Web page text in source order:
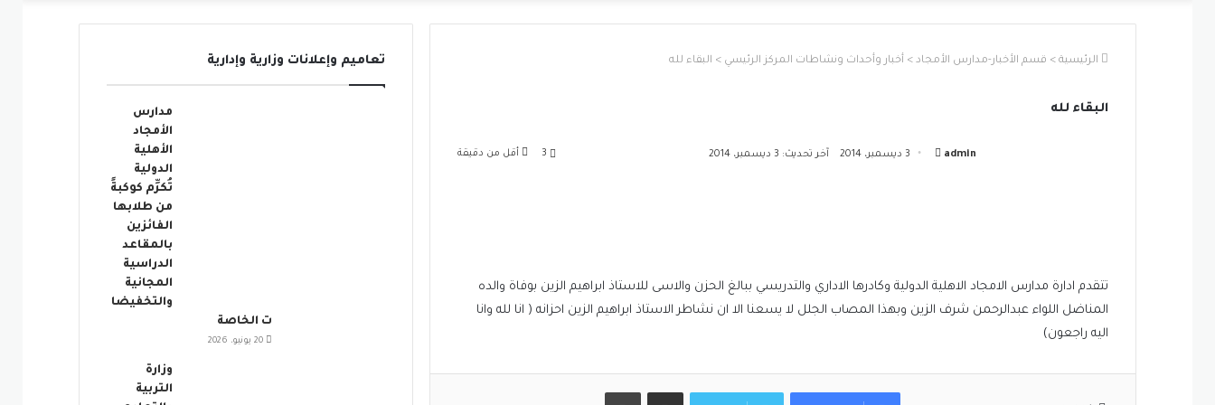
الرئيسية > قسم الأخبار-مدارس الأمجاد > أخبار وأحداث ونشاطات المركز الرئيسي > البقاء لله
البقاء لله
admin
أرسل 3 ديسمبر، 2014 آخر تحديث: 3 ديسمبر، 2014 3 أقل من دقيقة
تتقدم ادارة مدارس الامجاد الاهلية الدولية وكادرها الاداري والتدريسي ببالغ الحزن والاسى للاستاذ ابراهيم الزين بوفاة والده
المناضل اللواء عبدالرحمن شرف الزين وبهذا المصاب الجلل لا يسعنا الا ان نشاطر الاستاذ ابراهيم الزين احزانه ( انا لله وانا
اليه راجعون)
مشاركة عبر البريد طباعة
تعاميم وإعلانات وزارية وإدارية
مدارس
الأمجاد
الأهلية
الدولية
تُكرِّم كوكبةً
من طلابها
الفائزين
بالمقاعد
الدراسية
المجانية
والتخفيضا
ت الخاصة
20 يونيو، 2026
وزارة
التربية